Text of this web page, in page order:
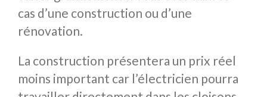
cas d’une construction ou d’une
rénovation.
La construction présentera un prix réel
moins important car l’électricien pourra